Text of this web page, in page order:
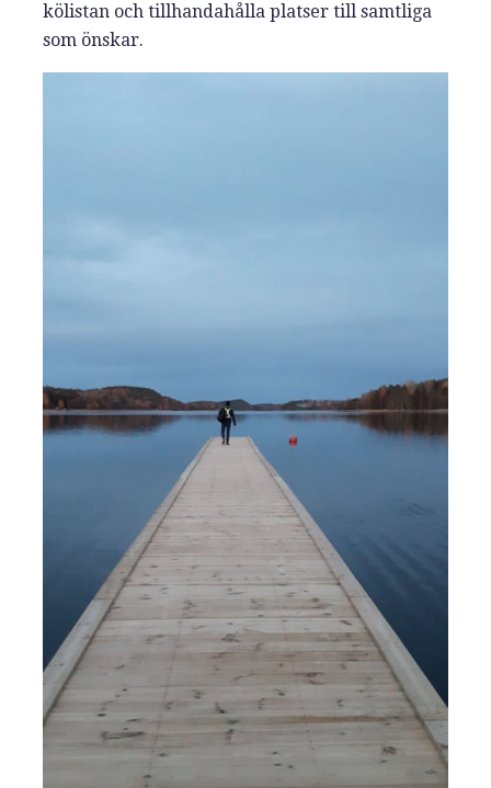
kölistan och tillhandahålla platser till samtliga
som önskar.